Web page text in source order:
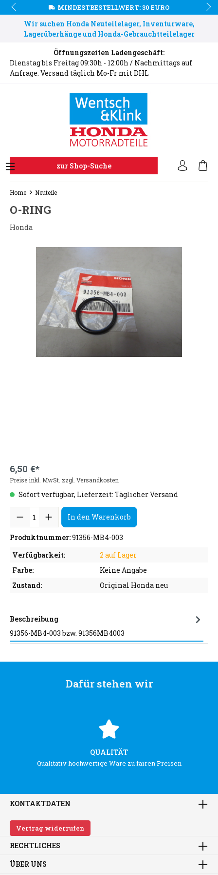
MINDESTBESTELLWERT: 30 EURO
Wir suchen Honda Neuteilelager, Inventurware,
Lagerüberhänge und Honda-Gebrauchtteilelager
Öffnungszeiten Ladengeschäft:
Dienstag bis Freitag 09:30h - 12:00h / Nachmittags auf
Anfrage. Versand täglich Mo-Fr mit DHL
zur Shop-Suche
Home Neuteile
O-RING
Honda
6,50 €*
Preise inkl. MwSt. zzgl. Versandkosten
Sofort verfügbar, Lieferzeit: Täglicher Versand
In den Warenkorb
Produktnummer:91356-MB4-003
Verfügbarkeit:
2 auf Lager
Farbe:
Keine Angabe
Zustand:
Original Honda neu
Beschreibung
91356-MB4-003 bzw. 91356MB4003
Dafür stehen wir
QUALITÄT
Qualitativ hochwertige Ware zu fairen Preisen
KONTAKTDATEN
Vertrag widerrufen
RECHTLICHES
ÜBER UNS